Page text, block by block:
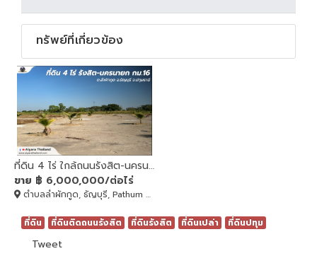
ทรัพย์ที่เกี่ยวข้อง
ที่ดิน 4 ไร่ ใกล้ถนนรังสิต-นครนายก กม.16
ขาย ฿ 6,000,000/ต่อไร่
ตำบลลำผักกูด, ธัญบุรี, Pathum Thani
ที่ดิน ที่ดินติดถนนรังสิต ที่ดินรังสิต ที่ดินเปล่า ที่ดินปทุม
Tweet